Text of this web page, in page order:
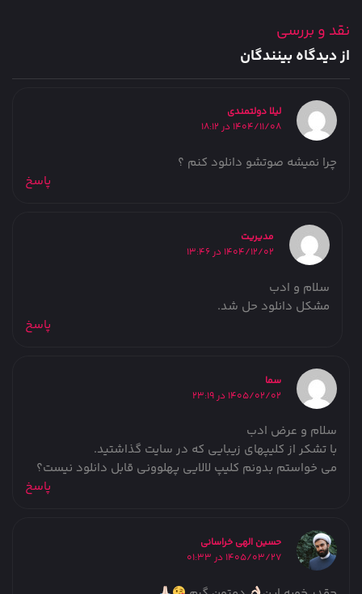
نقد و بررسی
از دیدگاه بینندگان
لیلا دولتمندی
1404/11/08 در 18:12
چرا نمیشه صوتشو دانلود کنم ؟
پاسخ
مدیریت
1404/12/02 در 13:46
سلام و ادب
مشکل دانلود حل شد.
پاسخ
سما
1405/02/02 در 23:19
سلام و عرض ادب
با تشکر از کلیپهای زیبایی که در سایت گذاشتید.
می خواستم بدونم کلیپ لالایی پهلوونی قابل دانلود نیست؟
پاسخ
حسین الهی خراسانی
1405/03/27 در 01:33